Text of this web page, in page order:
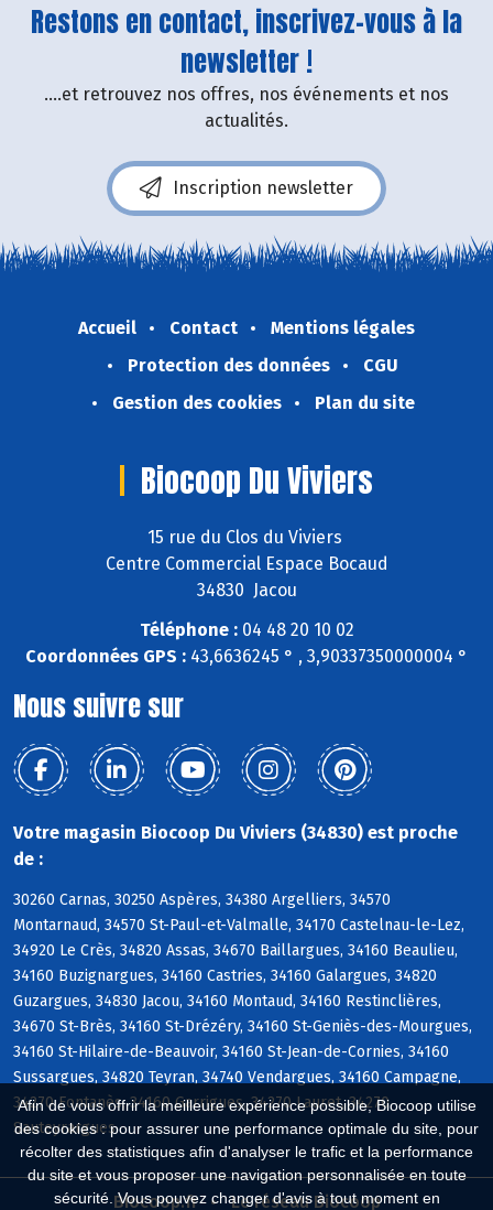
Afin de vous offrir la meilleure expérience possible, Biocoop utilise
des cookies : pour assurer une performance optimale du site, pour
récolter des statistiques afin d'analyser le trafic et la performance
du site et vous proposer une navigation personnalisée en toute
sécurité. Vous pouvez changer d'avis à tout moment en
Restons en contact, inscrivez-vous à la
newsletter !
....et retrouvez nos offres, nos événements et nos
actualités.
Inscription newsletter
Accueil Contact
Mentions légales
Protection des données
CGU
Gestion des cookies
Plan du site
Biocoop Du Viviers
15 rue du Clos du Viviers
Centre Commercial Espace Bocaud
34830 Jacou
Téléphone :04 48 20 10 02
Coordonnées GPS : 43,6636245 ° , 3,90337350000004 °
Nous suivre sur
Votre magasin Biocoop Du Viviers (34830) est proche
de :
30260 Carnas, 30250 Aspères, 34380 Argelliers, 34570
Montarnaud, 34570 St-Paul-et-Valmalle, 34170 Castelnau-le-Lez,
34920 Le Crès, 34820 Assas, 34670 Baillargues, 34160 Beaulieu,
34160 Buzignargues, 34160 Castries, 34160 Galargues, 34820
Guzargues, 34830 Jacou, 34160 Montaud, 34160 Restinclières,
34670 St-Brès, 34160 St-Drézéry, 34160 St-Geniès-des-Mourgues,
34160 St-Hilaire-de-Beauvoir, 34160 St-Jean-de-Cornies, 34160
Sussargues, 34820 Teyran, 34740 Vendargues, 34160 Campagne,
34270 Fontanès, 34160 Garrigues, 34270 Lauret, 34270
Sauteyrargues
Biocoop.fr Le réseau Biocoop